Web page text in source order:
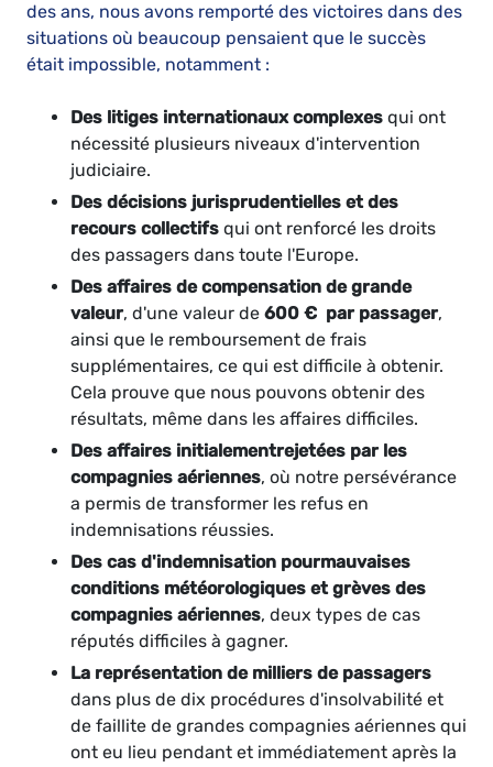
des ans, nous avons remporté des victoires dans des
situations où beaucoup pensaient que le succès
était impossible, notamment :
Des litiges internationaux complexes qui ont
nécessité plusieurs niveaux d'intervention
judiciaire.
Des décisions jurisprudentielles et des
recours collectifs qui ont renforcé les droits
des passagers dans toute l'Europe.
Des affaires de compensation de grande
valeur, d'une valeur de 600 € par passager,
ainsi que le remboursement de frais
supplémentaires, ce qui est difficile à obtenir.
Cela prouve que nous pouvons obtenir des
résultats, même dans les affaires difficiles.
Des affaires initialementrejetées par les
compagnies aériennes, où notre persévérance
a permis de transformer les refus en
indemnisations réussies.
Des cas d'indemnisation pourmauvaises
conditions météorologiques et grèves des
compagnies aériennes, deux types de cas
réputés difficiles à gagner.
La représentation de milliers de passagers
dans plus de dix procédures d'insolvabilité et
de faillite de grandes compagnies aériennes qui
ont eu lieu pendant et immédiatement après la